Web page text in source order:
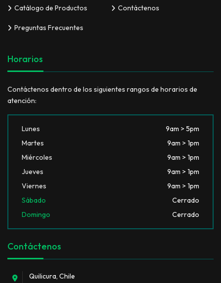
Catálogo de Productos Contáctenos
Preguntas Frecuentes
Horarios
Contáctenos dentro de los siguientes rangos de horarios de
atención:
Lunes
9am > 5pm
Martes
9am > 1pm
Miércoles
9am > 1pm
Jueves
9am > 1pm
Viernes
9am > 1pm
Sábado
Cerrado
Domingo
Cerrado
Contáctenos
Quilicura, Chile